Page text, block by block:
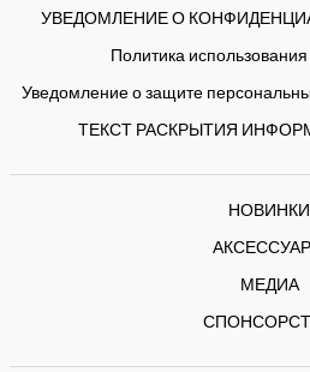
УВЕДОМЛЕНИЕ О
Политика
Уведомление о защите
ТЕКСТ РАСКРЫТИЯ
НОВИНКИ
МЕДИА